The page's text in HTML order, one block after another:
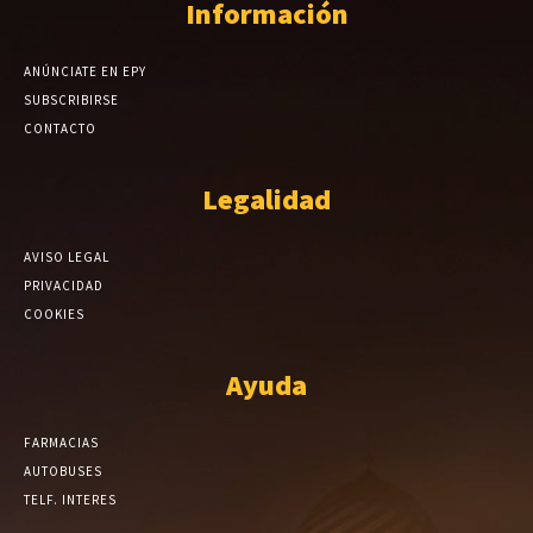
Información
ANÚNCIATE EN EPY
SUBSCRIBIRSE
CONTACTO
Legalidad
AVISO LEGAL
PRIVACIDAD
COOKIES
Ayuda
FARMACIAS
AUTOBUSES
TELF. INTERES